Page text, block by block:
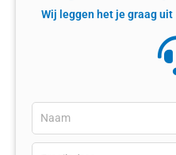
Wij leggen het je graag uit